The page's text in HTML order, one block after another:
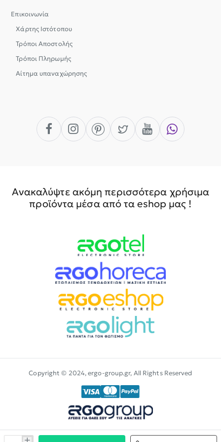
Επικοινωνία
Χάρτης Ιστότοπου
Τρόποι Αποστολής
Τρόποι Πληρωμής
Αίτημα υπαναχώρησης
Ανακαλύψτε ακόμη περισσότερα χρήσιμα
προϊόντα μέσα από τα eshop μας !
Copyright © 2024, ergo-group.gr, All Rights Reserved